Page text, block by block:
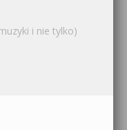
i nie tylko)